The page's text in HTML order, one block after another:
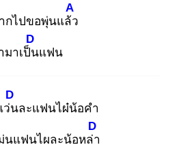
กไปขอพุ่นแล้ว
A
มาเป็น
D
แฟน
ว่น
D
ละแฟนไผ๋น้อคำ
นแฟนไผละน้อหล่า
D